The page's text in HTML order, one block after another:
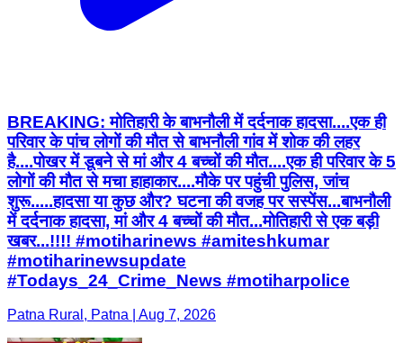
BREAKING: मोतिहारी के बाभनौली में दर्दनाक हादसा....एक ही
परिवार के पांच लोगों की मौत से बाभनौली गांव में शोक की लहर
है....पोखर में डूबने से मां और 4 बच्चों की मौत....एक ही परिवार के 5
लोगों की मौत से मचा हाहाकार....मौके पर पहुंची पुलिस, जांच
शुरू.....हादसा या कुछ और? घटना की वजह पर सस्पेंस...बाभनौली
में दर्दनाक हादसा, मां और 4 बच्चों की मौत...मोतिहारी से एक बड़ी
खबर...!!!! #motiharinews #amiteshkumar
#motiharinewsupdate
#Todays_24_Crime_News #motiharpolice
Patna Rural, Patna | Aug 7, 2026